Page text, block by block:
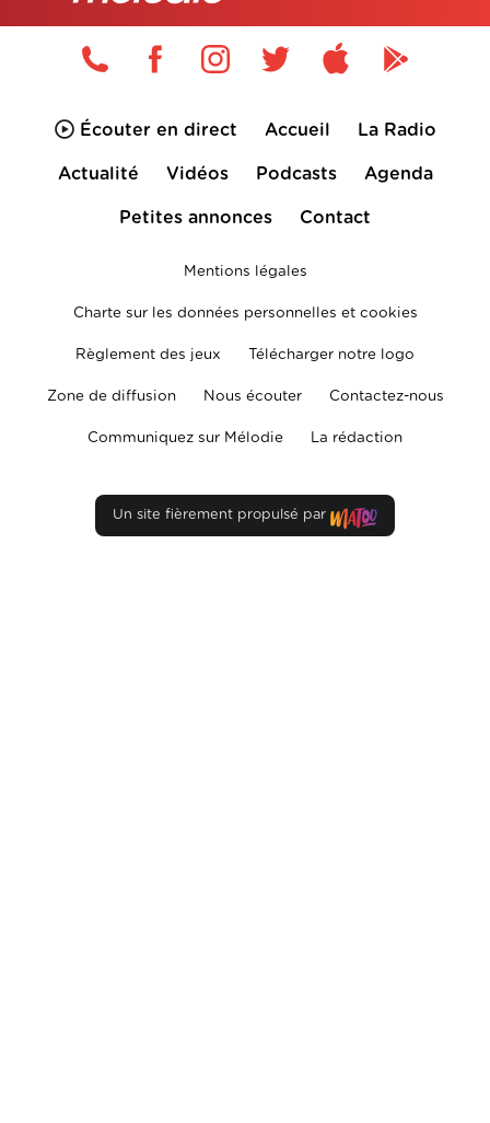
Écouter en direct Accueil La Radio
Actualité Vidéos Podcasts Agenda
Petites annonces Contact
Mentions légales
Charte sur les données personnelles et cookies
Règlement des jeux Télécharger notre logo
Zone de diffusion Nous écouter Contactez-nous
Communiquez sur Mélodie La rédaction
Un site fièrement propulsé par